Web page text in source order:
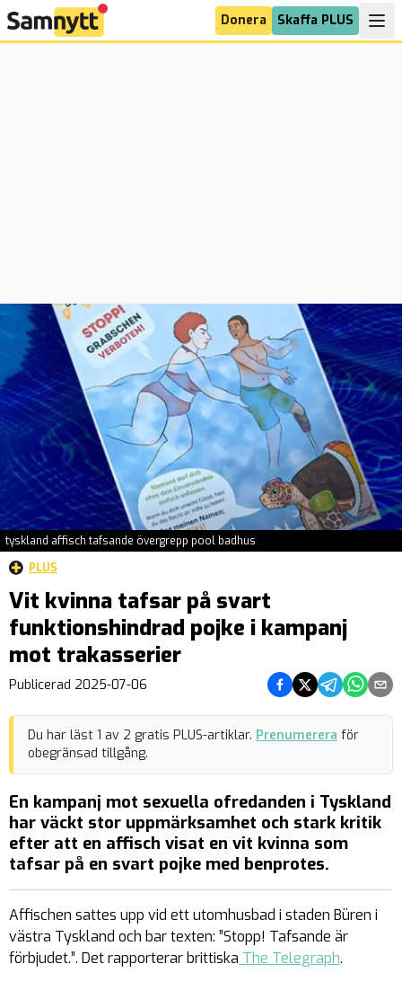
Donera Skaffa PLUS
tyskland affisch tafsande övergrepp pool badhus
PLUS
Vit kvinna tafsar på svart
funktionshindrad pojke i kampanj
mot trakasserier
Publicerad 2025-07-06 Dela på Facebook
Dela på Twitter
Dela påDela på
Dela
Du har läst 1 av 2 gratis PLUS-artiklar. Prenumerera för
obegränsad tillgång.
En kampanj mot sexuella ofredanden i Tyskland
har väckt stor uppmärksamhet och stark kritik
efter att en affisch visat en vit kvinna som
tafsar på en svart pojke med benprotes.
Affischen sattes upp vid ett utomhusbad i staden Büren i
västra Tyskland och bar texten: ”Stopp! Tafsande är
förbjudet.”. Det rapporterar brittiska The Telegraph.